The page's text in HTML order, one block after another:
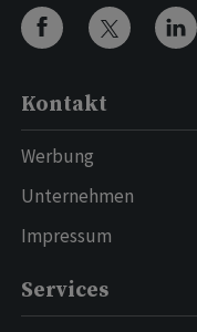
Kontakt
Werbung
Unternehmen
Impressum
Services